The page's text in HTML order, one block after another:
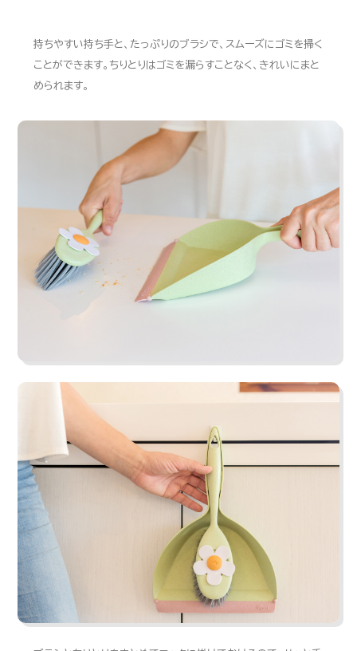
持ちやすい持ち手と、たっぷりのブラシで、スムーズにゴミを掃く
ことができます。ちりとりはゴミを漏らすことなく、きれいにまと
められます。